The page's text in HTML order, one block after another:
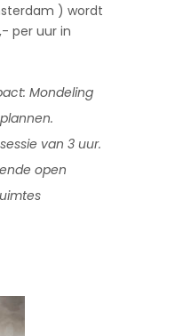
) wordt
per uur in
Mondeling
van 3 uur.
open